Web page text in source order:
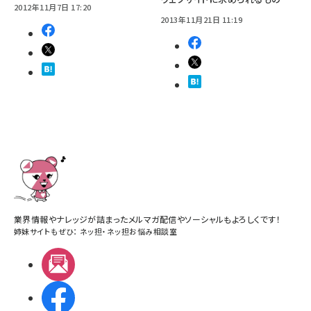
2012年11月7日 17:20
2013年11月21日 11:19
業界情報やナレッジが詰まったメルマガ配信やソーシャルもよろしくです！
姉妹サイトもぜひ： ネッ担・ ネッ担お悩み相談室